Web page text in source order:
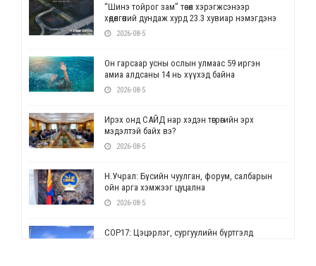
“Шинэ тойрог зам” төсөл хэрэгжсэнээр
хөдөлгөөний дундаж хурд 23.3 хувиар нэмэгдэнэ
2026-08-5
Он гарсаар усны ослын улмаас 59 иргэн
амиа алдсаны 14 нь хүүхэд байна
2026-08-5
Ирэх онд САЙД нар хэдэн төгрөгийн эрх
мэдэлтэй байх вэ?
2026-08-5
Н.Учрал: Бүсийн чуулган, форум, салбарын
ойн арга хэмжээг цуцална
2026-08-5
СОР17: Цэцэрлэг, сургуулийн бүртгэлд